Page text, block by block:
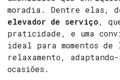
moradia. Dentre elas,
elevador de serviço,
praticidade, e uma
ideal para momentos
relaxamento,
ocasiões.